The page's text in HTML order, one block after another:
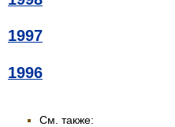
1997
1996
См. также: